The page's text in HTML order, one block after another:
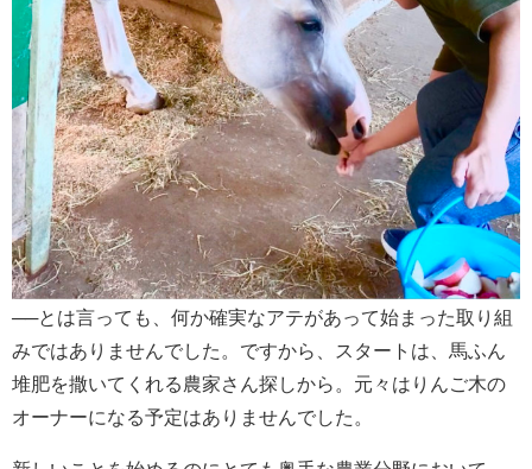
──とは言っても、何か確実なアテがあって始まった取り組
みではありませんでした。ですから、スタートは、馬ふん
堆肥を撒いてくれる農家さん探しから。元々はりんご木の
オーナーになる予定はありませんでした。